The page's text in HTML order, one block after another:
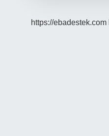
https://ebadestek.com